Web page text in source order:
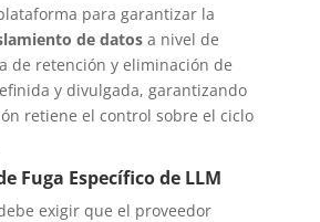
para garantizar la
de datosa nivel de
de retención y eliminación de
y divulgada, garantizando
retiene el control sobre el ciclo
Fuga Específico de LLM
exigir que el proveedor